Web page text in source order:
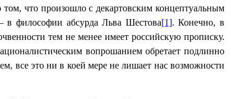
что произошло с декартовским концептуальным
в философии абсурда Льва Шестова[1]. Конечно, в
тем не менее имеет российскую прописку.
вопрошанием обретает подлинно
все это ни в коей мере не лишает нас возможности